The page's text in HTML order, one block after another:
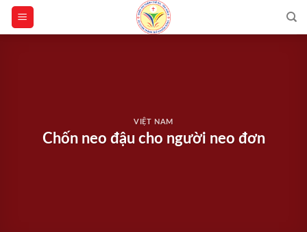
Skip
VIỆT NAM
Chốn neo đậu cho người neo đơn